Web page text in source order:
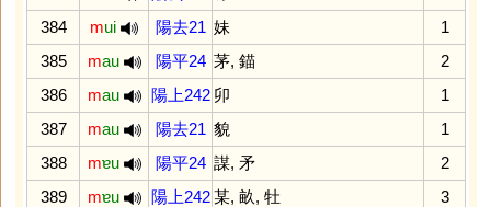
384
mui 陽去21 妹
1
385
mau 陽平24 茅, 錨
2
386
mau 陽上242 卯
1
387
mau 陽去21 貌
1
388
mɐu 陽平24 謀, 矛
2
389
mɐu 陽上242 某, 畝, 牡
3